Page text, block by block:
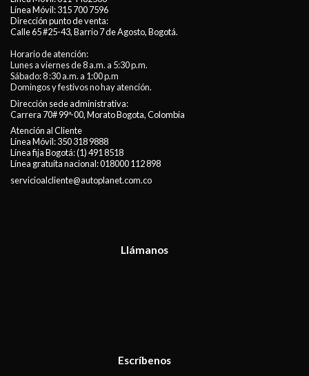
Línea Móvil:315 700 7596
Dirección punto de venta:
Calle 65 #25-43, Barrio 7 de Agosto, Bogotá.
Horario de atención:
Lunes a viernes de 8 a.m. a 5:30 p.m.
Sábado: 8 :30 a.m. a 1:00 p.m
Domingos y festivos no hay atención.
Dirección sede administrativa:
Carrera 70# 99ª-00, Morato Bogota, Colombia
Atención al Cliente
Línea Móvil:350 318 9888
Línea fija Bogotá:(1) 491 8518
Línea gratuita nacional:018000 112 898
servicioalcliente@autoplanet.com.co
Llámanos
Escríbenos